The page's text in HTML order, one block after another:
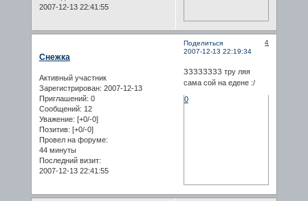
2007-12-13 22:41:55
Поделиться
4
2007-12-13 22:19:34
Снежка
Активный участник
Зарегистрирован: 2007-12-13
Приглашений: 0
Сообщений: 12
Уважение: [+0/-0]
Позитив: [+0/-0]
Провел на форуме:
44 минуты
Последний визит:
2007-12-13 22:41:55
ЗЗЗЗЗЗЗЗ тру ляя
сама сой на едене :/
0